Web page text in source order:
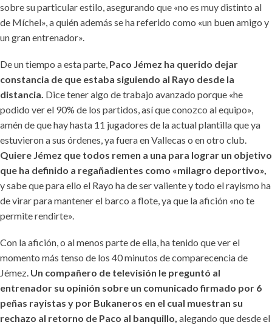
sobre su particular estilo, asegurando que «no es muy distinto al
de Míchel», a quién además se ha referido como «un buen amigo y
un gran entrenador».
De un tiempo a esta parte, Paco Jémez ha querido dejar
constancia de que estaba siguiendo al Rayo desde la
distancia. Dice tener algo de trabajo avanzado porque «he
podido ver el 90% de los partidos, así que conozco al equipo»,
amén de que hay hasta 11 jugadores de la actual plantilla que ya
estuvieron a sus órdenes, ya fuera en Vallecas o en otro club.
Quiere Jémez que todos remen a una para lograr un objetivo
que ha definido a regañadientes como «milagro deportivo»,
y sabe que para ello el Rayo ha de ser valiente y todo el rayismo ha
de virar para mantener el barco a flote, ya que la afición «no te
permite rendirte».
Con la afición, o al menos parte de ella, ha tenido que ver el
momento más tenso de los 40 minutos de comparecencia de
Jémez. Un compañero de televisión le preguntó al
entrenador su opinión sobre un comunicado firmado por 6
peñas rayistas y por Bukaneros en el cual muestran su
rechazo al retorno de Paco al banquillo, alegando que desde el